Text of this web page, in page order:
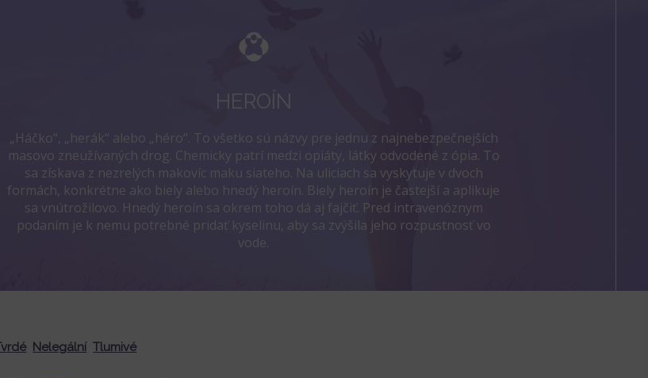
HEROÍN
„Háčko“, „herák“ alebo „héro“. To všetko sú názvy pre jednu z najnebezpečnejších
masovo zneužívaných drog. Chemicky patrí medzi opiáty, látky odvodené z ópia. To
sa získava z nezrelých makovíc maku siateho. Na uliciach sa vyskytuje v dvoch
formách, konkrétne ako biely alebo hnedý heroín. Biely heroín je častejší a aplikuje
sa vnútrožilovo. Hnedý heroín sa okrem toho dá aj fajčiť. Pred intravenóznym
podaním je k nemu potrebné pridať kyselinu, aby sa zvýšila jeho rozpustnosť vo
vode.
Nelegální Tlumivé